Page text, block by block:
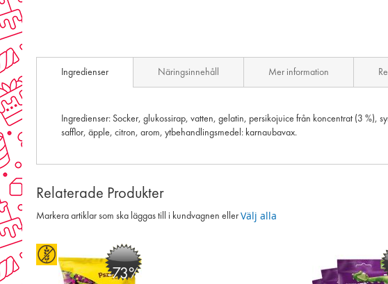
Ingredienser
Ingredienser: Socker, glukossirap, vatten, gelatin, persikojuice från koncentrat (3 %),
safflor, äpple, citron, arom, ytbehandlingsmedel: karnaubavax.
Näringsinnehåll Mer information
Relaterade Produkter
Markera artiklar som ska läggas till i kundvagnen eller Välj alla
-73%